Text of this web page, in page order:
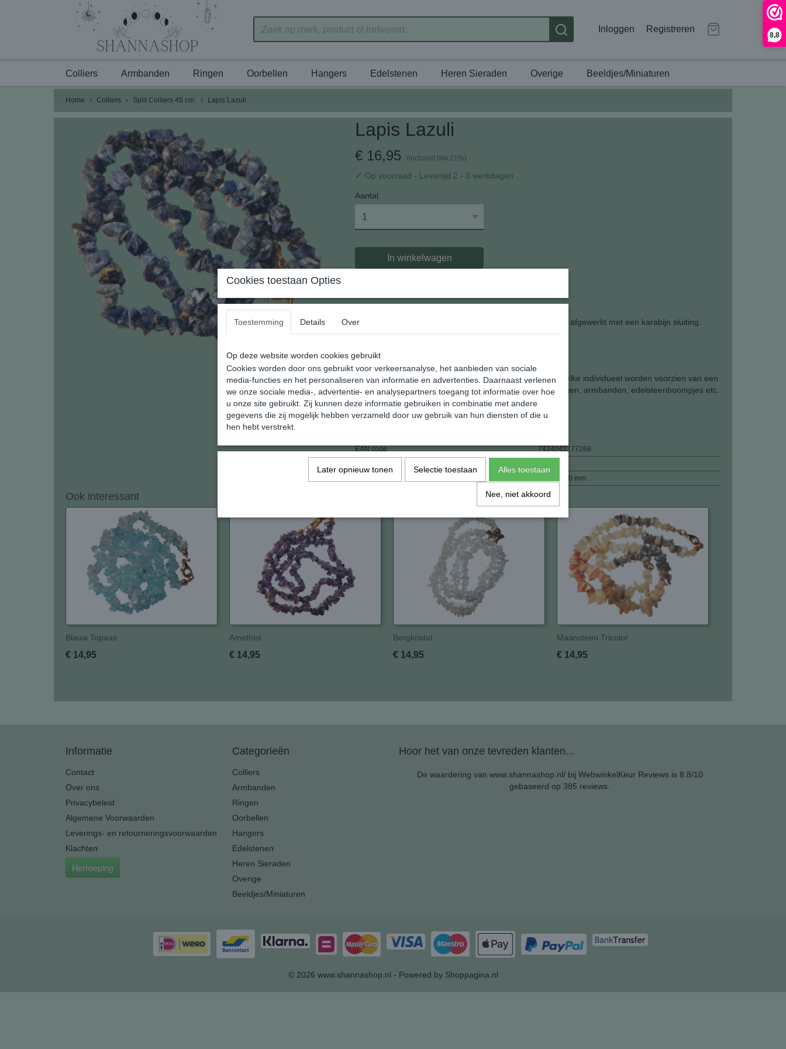
8,8
Inloggen Registreren
Colliers Armbanden Ringen Oorbellen Hangers Edelstenen Heren Sieraden Overige Beeldjes/Miniaturen
Home › Colliers › Split Colliers 45 cm. › Lapis Lazuli
Lapis Lazuli
€ 16,95 (inclusief btw 21%)
✓ Op voorraad - Levertijd 2 - 3 werkdagen
Aantal
In winkelwagen
Met zorg gemaakte colliers met een lengte van 45 cm. en afgewerkt met een karabijn sluiting.
Edelsteensplit is echte edelsteen in kleine ruwe stukjes welke individueel worden voorzien van een
klein boorgaatje. Edelsteensplit is zeer in zwang bij kettingen, armbanden, edelsteenboompjes etc.
etc
EAN code
7434042277268
450 x 5 x 0 mm
Ook interessant
Blauw Topaas
€ 14,95
Amethist
€ 14,95
Bergkristal
€ 14,95
Maansteen Tricolor
€ 14,95
Informatie
Contact
Over ons
Privacybeleid
Algemene Voorwaarden
Leverings- en retourneringsvoorwaarden
Klachten
Herroeping
Categorieën
Colliers
Armbanden
Ringen
Oorbellen
Hangers
Edelstenen
Heren Sieraden
Overige
Beeldjes/Miniaturen
Hoor het van onze tevreden klanten...
De waardering van www.shannashop.nl/ bij WebwinkelKeur Reviewsis 8.8/10
gebaseerd op 385 reviews.
© 2026 www.shannashop.nl - Powered by Shoppagina.nl
Cookies toestaan Opties
Toestemming Details Over
Op deze website worden cookies gebruikt
Cookies worden door ons gebruikt voor verkeersanalyse, het aanbieden van sociale
media-functies en het personaliseren van informatie en advertenties. Daarnaast verlenen
we onze sociale media-, advertentie- en analysepartners toegang tot informatie over hoe
u onze site gebruikt. Zij kunnen deze informatie gebruiken in combinatie met andere
gegevens die zij mogelijk hebben verzameld door uw gebruik van hun diensten of die u
hen hebt verstrekt.
Later opnieuw tonen Selectie toestaan Alles toestaan
Nee, niet akkoord